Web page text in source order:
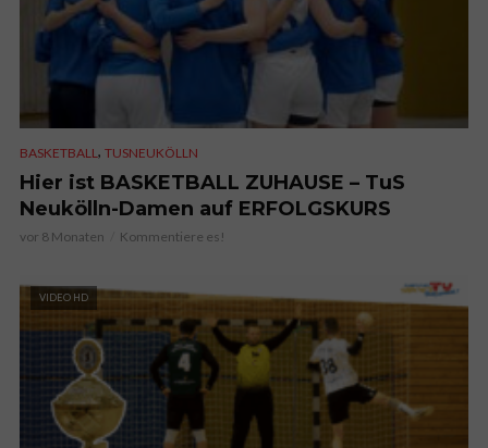
BASKETBALL , TUSNEUKÖLLN
Hier ist BASKETBALL ZUHAUSE – TuS
Neukölln-Damen auf ERFOLGSKURS
vor 8 Monaten Kommentiere es!
VIDEO HD